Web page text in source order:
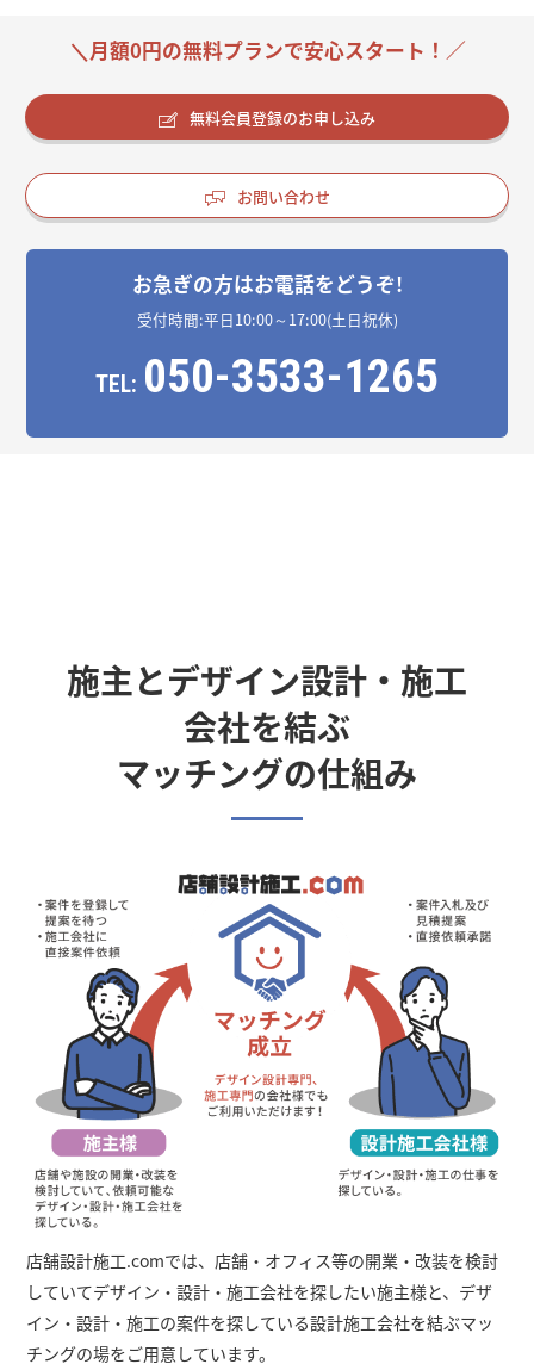
＼月額0円の無料プランで安心スタート！／
無料会員登録のお申し込み
お問い合わせ
お急ぎの方はお電話をどうぞ!
受付時間:平日10:00～17:00(土日祝休)
TEL: 050-3533-1265
施主とデザイン設計・施工
会社を結ぶ
マッチングの仕組み
店舗設計施工.comでは、店舗・オフィス等の開業・改装を検討
していてデザイン・設計・施工会社を探したい施主様と、デザ
イン・設計・施工の案件を探している設計施工会社を結ぶマッ
チングの場をご用意しています。